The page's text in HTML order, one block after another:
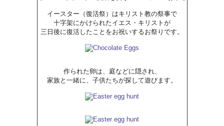
イースター（復活祭）はキリスト教の祭事で
十字架にかけられたイエス・キリストが
三日後に復活したことをお祝いするお祭りです。
作られた卵は、庭などに隠され、
家族と一緒に、子供たちが探して遊びます。